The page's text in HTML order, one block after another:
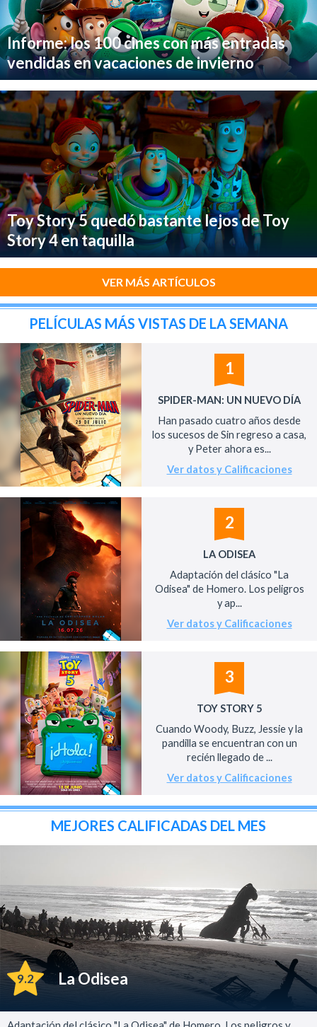
Informe: los 100 cines con más entradas
vendidas en vacaciones de invierno
Toy Story 5 quedó bastante lejos de Toy
Story 4 en taquilla
VER MÁS ARTÍCULOS
PELÍCULAS MÁS VISTAS DE LA SEMANA
1
SPIDER-MAN: UN NUEVO DÍA
Han pasado cuatro años desde
los sucesos de Sin regreso a casa,
y Peter ahora es...
Ver datos y Calificaciones
2
LA ODISEA
Adaptación del clásico "La
Odisea" de Homero. Los peligros
y ap...
Ver datos y Calificaciones
3
TOY STORY 5
Cuando Woody, Buzz, Jessie y la
pandilla se encuentran con un
recién llegado de ...
Ver datos y Calificaciones
MEJORES CALIFICADAS DEL MES
9.2 La Odisea